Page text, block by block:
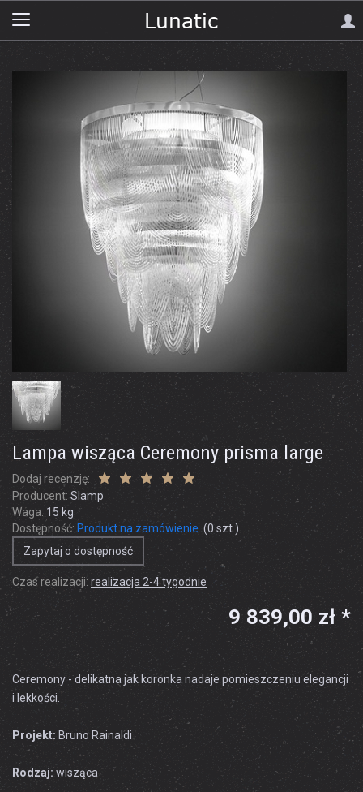
Lampa wisząca Ceremony prisma large
Dodaj recenzję:
Producent: Slamp
Waga: 15 kg
Dostępność: Produkt na zamówienie (0 szt.)
Zapytaj o dostępność
Czas realizacji: realizacja 2-4 tygodnie
9 839,00 zł *
Ceremony - delikatna jak koronka nadaje pomieszczeniu elegancji
i lekkości.
Projekt: Bruno Rainaldi
Rodzaj: wisząca